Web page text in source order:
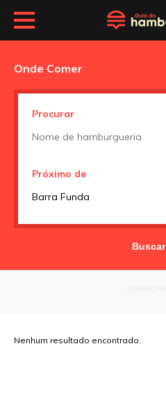
Onde Comer
Procurar
Próximo de
Nenhum resultado encontrado.